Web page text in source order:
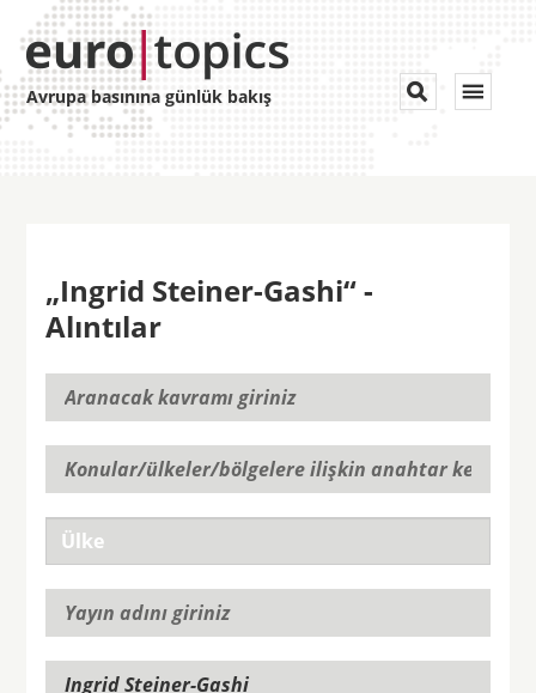
Avrupa basınına günlük bakış Toggle


„Ingrid Steiner-Gashi“ -
Alıntılar